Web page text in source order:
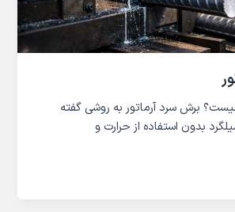
برش سرد آرماتور به روشی گفته
بدون استفاده از حرارت و